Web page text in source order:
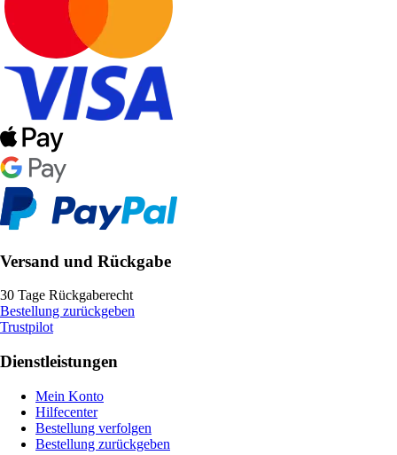
Versand und Rückgabe
30 Tage Rückgaberecht
Bestellung zurückgeben
Trustpilot
Dienstleistungen
Mein Konto
Hilfecenter
Bestellung verfolgen
Bestellung zurückgeben